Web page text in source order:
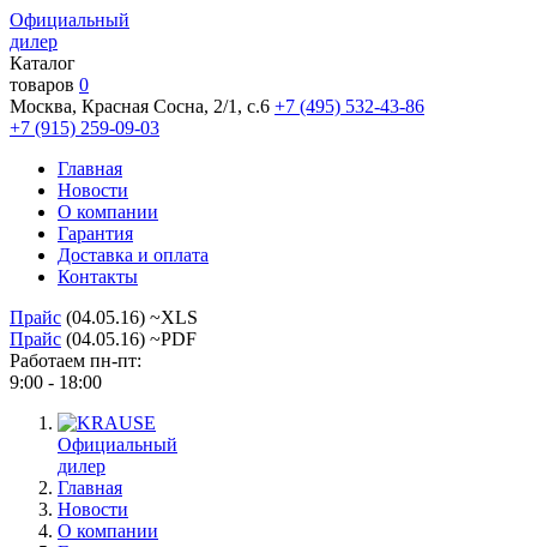
Официальный
дилер
Каталог
товаров 0
Москва, Красная Сосна, 2/1, с.6 +7 (495) 532-43-86
+7 (915) 259-09-03
Главная
Новости
О компании
Гарантия
Доставка и оплата
Контакты
Прайс (04.05.16) ~XLS
Прайс (04.05.16) ~PDF
Работаем пн-пт:
9:00 - 18:00
Официальный
дилер
Главная
Новости
О компании